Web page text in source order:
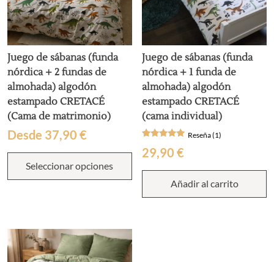
Juego de sábanas (funda
nórdica + 2 fundas de
almohada) algodón
estampado CRETACÉ
(Cama de matrimonio)
Desde 37,90 €
Seleccionar opciones
Este
tiene
opciones
se
Juego de sábanas (funda
nórdica + 1 funda de
almohada) algodón
estampado CRETACÉ
(cama individual)
con
de 5 en
valoración
cliente
Reseña (1)
29,90€
Añadir al carrito